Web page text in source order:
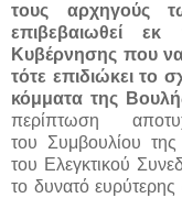
τους αρχηγούς
επιβεβαιωθεί
Κυβέρνησης που
τότε επιδιώκει το
κόμματα της
περίπτωση
του Συμβουλίου
του Ελεγκτικού
το δυνατό ευρύτερης